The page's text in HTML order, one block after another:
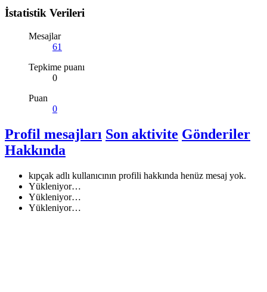
İstatistik Verileri
Mesajlar
61
Tepkime puanı
0
Puan
0
Profil mesajları Son aktivite Gönderiler
Hakkında
kıpçak adlı kullanıcının profili hakkında henüz mesaj yok.
Yükleniyor…
Yükleniyor…
Yükleniyor…